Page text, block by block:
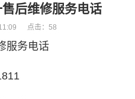
后维修服务电话
点击： 58
服务电话